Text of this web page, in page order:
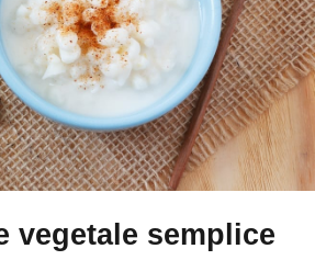
vegetale semplice